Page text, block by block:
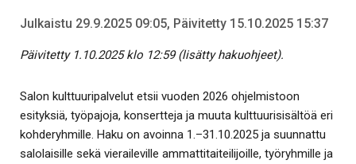
Julkaistu 29.9.2025 09:05, Päivitetty 15.10.2025 15:37
Päivitetty 1.10.2025 klo 12:59 (lisätty hakuohjeet).
Salon kulttuuripalvelut etsii vuoden 2026 ohjelmistoon
esityksiä, työpajoja, konsertteja ja muuta kulttuurisisältöä eri
kohderyhmille. Haku on avoinna 1.–31.10.2025 ja suunnattu
salolaisille sekä vieraileville ammattitaiteilijoille, työryhmille ja